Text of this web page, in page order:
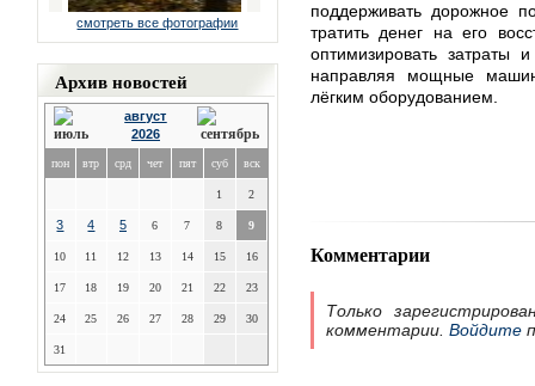
смотреть все фотографии
Архив новостей
август
2026
пон втр срд чет пят суб вск
1 2
3 4 5 6 7 8 9
10 11 12 13 14 15 16
17 18 19 20 21 22 23
24 25 26 27 28 29 30
31
поддерживать дорожное
тратить денег на его
оптимизировать затраты
направляя мощные
лёгким оборудованием.
Комментарии
Только
комментарии. Войдите